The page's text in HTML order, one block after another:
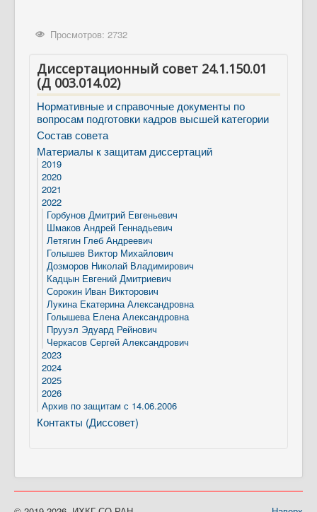
Просмотров: 2732
Диссертационный совет 24.1.150.01
(Д 003.014.02)
Нормативные и справочные документы по
вопросам подготовки кадров высшей категории
Состав совета
Материалы к защитам диссертаций
2019
2020
2021
2022
Горбунов Дмитрий Евгеньевич
Шмаков Андрей Геннадьевич
Летягин Глеб Андреевич
Голышев Виктор Михайлович
Дозморов Николай Владимирович
Кадцын Евгений Дмитриевич
Сорокин Иван Викторович
Лукина Екатерина Александровна
Голышева Елена Александровна
Прууэл Эдуард Рейнович
Черкасов Сергей Александрович
2023
2024
2025
2026
Архив по защитам с 14.06.2006
Контакты (Диссовет)